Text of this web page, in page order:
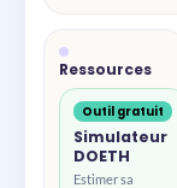
Ressources
Outil gratuit
Simulateur
DOETH
Estimer sa